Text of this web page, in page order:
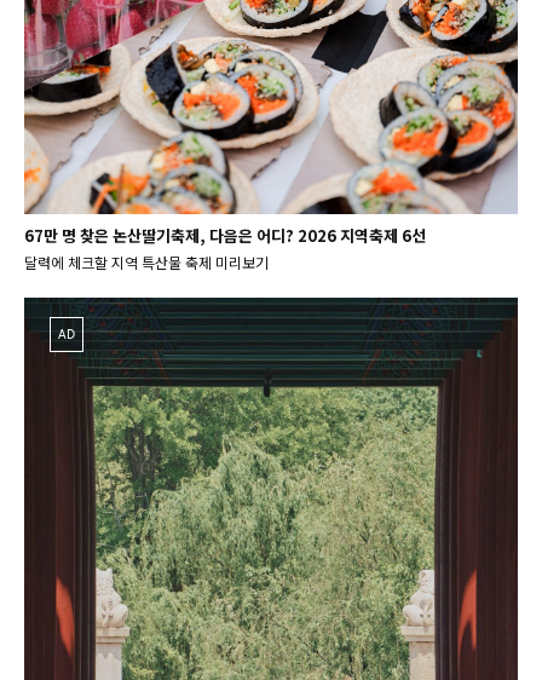
67만 명 찾은 논산딸기축제, 다음은 어디? 2026 지역축제 6선
달력에 체크할 지역 특산물 축제 미리보기
AD